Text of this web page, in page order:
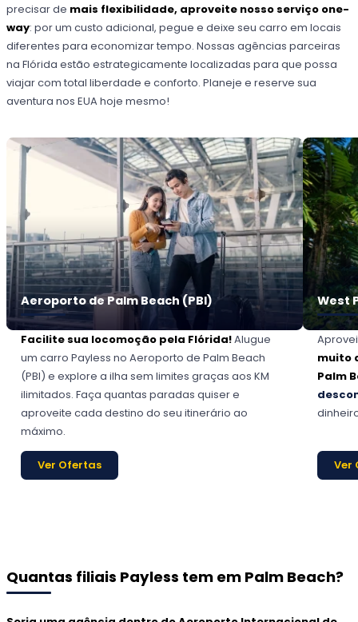
precisar de mais flexibilidade, aproveite nosso serviço one-
way: por um custo adicional, pegue e deixe seu carro em locais
diferentes para economizar tempo. Nossas agências parceiras
na Flórida estão estrategicamente localizadas para que possa
viajar com total liberdade e conforto. Planeje e reserve sua
aventura nos EUA hoje mesmo!
Aeroporto de Palm Beach (PBI)
Facilite sua locomoção pela Flórida!Alugue
um carro Payless no Aeroporto de Palm Beach
(PBI) e explore a ilha sem limites graças aos KM
ilimitados. Faça quantas paradas quiser e
aproveite cada destino do seu itinerário ao
máximo.
Ver Ofertas
West
muito
Palm
Ver
Quantas filiais Payless tem em Palm Beach?